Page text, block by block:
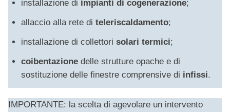
installazione di impianti di cogenerazione;
allaccio alla rete di teleriscaldamento;
installazione di collettori solari termici;
coibentazione delle strutture opache e di
sostituzione delle finestre comprensive di infissi.
IMPORTANTE: la scelta di agevolare un intervento